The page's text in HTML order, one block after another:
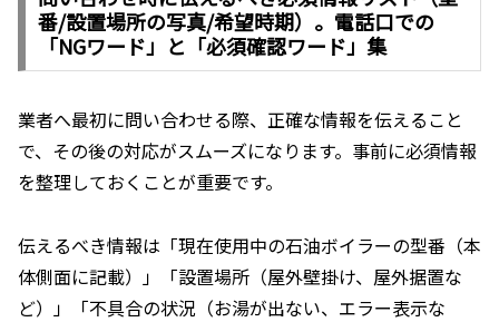
番/設置場所の写真/希望時期）。電話口での
「NGワード」と「必須確認ワード」集
業者へ最初に問い合わせる際、正確な情報を伝えること
で、その後の対応がスムーズになります。事前に必須情報
を整理しておくことが重要です。
伝えるべき情報は「現在使用中の石油ボイラーの型番（本
体側面に記載）」「設置場所（屋外壁掛け、屋外据置な
ど）」「不具合の状況（お湯が出ない、エラー表示な